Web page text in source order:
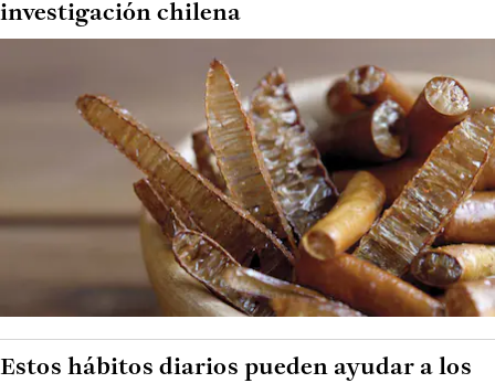
investigación chilena
Estos hábitos diarios pueden ayudar a los